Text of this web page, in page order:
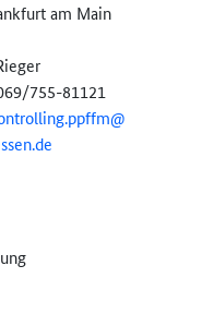
am Main
755-81121